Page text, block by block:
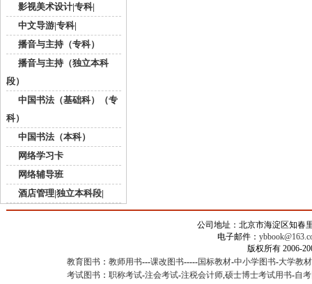
影视美术设计|专科|
中文导游|专科|
播音与主持（专科）
播音与主持（独立本科
段）
中国书法（基础科）（专
科）
中国书法（本科）
网络学习卡
网络辅导班
酒店管理|独立本科段|
公司地址：北京市海淀区知春
电子邮件：
版权所有 2006-
教育图书 ： 教师用书---课改图书-----国标教材-中小学图书-大学教材
考试图书 ： 职称考试-注会考试-注税会计师,硕士博士考试用书-自